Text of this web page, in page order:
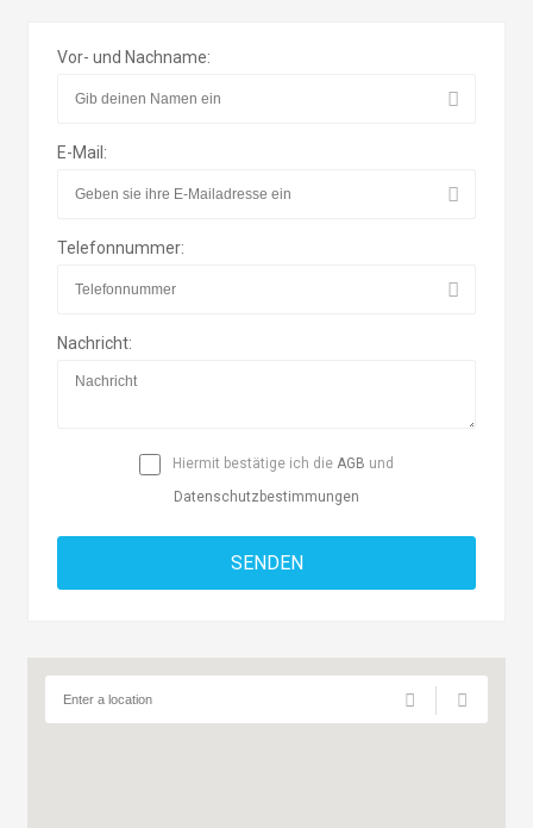
Vor- und Nachname:
E-Mail:
Telefonnummer:
Nachricht:
Hiermit bestätige ich die AGB und
Datenschutzbestimmungen